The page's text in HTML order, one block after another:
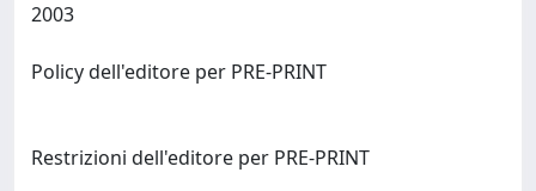
Policy dell'editore per PRE-PRINT
Restrizioni dell'editore per PRE-PRINT